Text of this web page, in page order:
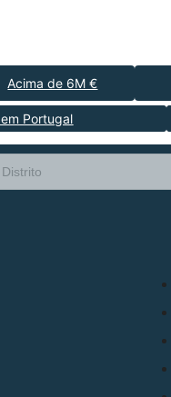
Acima de 6M €
Portugal